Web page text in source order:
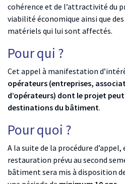
cohérence et de l’attractivité du
viabilité économique ainsi que
matériels qui lui sont affectés.
Pour qui ?
Cet appel à manifestation
opérateurs (entreprises,
d’opérateurs) dont le projet
destinations du bâtiment.
Pour quoi ?
A la suite de la procédure
restauration prévu au second
bâtiment sera mis à disposition